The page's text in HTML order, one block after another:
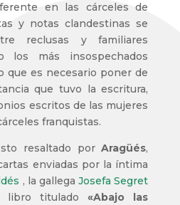
en las cárceles de
y notas clandestinas se
reclusas y familiares
los más insospechados
que es necesario poner de
que tuvo la escritura,
escritos de las mujeres
franquistas.
resaltado porAragüés,
enviadas por la íntima
, la gallegaJosefa Segret
libro titulado «Abajo las